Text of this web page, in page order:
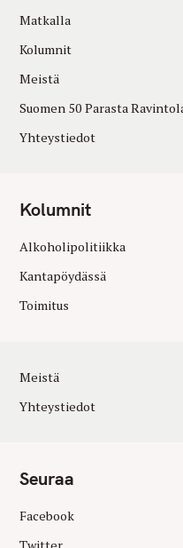
Matkalla
Kolumnit
Meistä
Suomen 50 Parasta
Yhteystiedot
Kolumnit
Alkoholipolitiikka
Kantapöydässä
Toimitus
Meistä
Yhteystiedot
Seuraa
Facebook